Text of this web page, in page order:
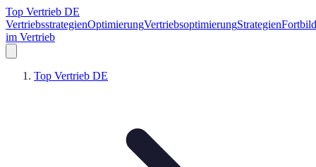
Top Vertrieb DE
VertriebsstrategienOptimierungVertriebsoptimierungStrategien
im Vertrieb
Top Vertrieb DE